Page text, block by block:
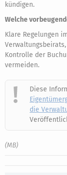
kündigen.
Welche
Klare Regelungen
Kontrolle der
vermeiden.
Diese
die
(MB)